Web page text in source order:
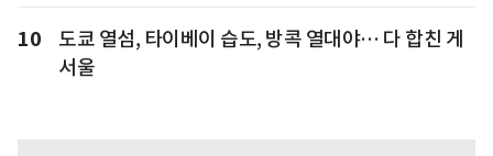
10
도쿄 열섬, 타이베이 습도, 방콕 열대야… 다 합친 게
서울